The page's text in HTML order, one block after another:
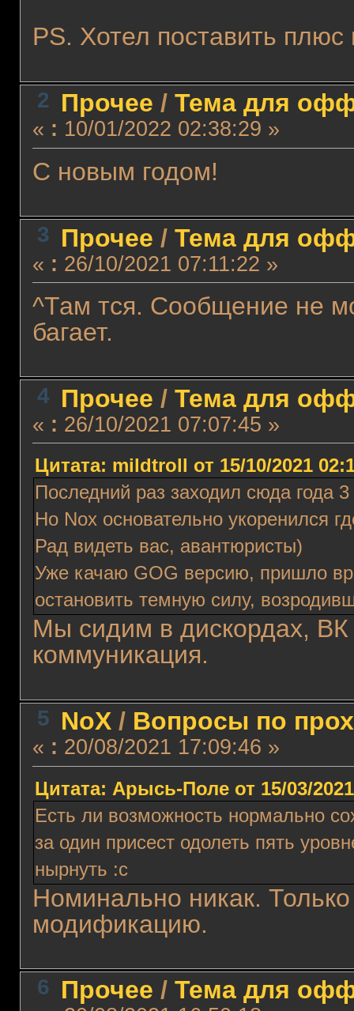
PS. Хотел поставить
2 Прочее / Тема для
« : 10/01/2022 02:38:29 »
С новым годом!
3 Прочее / Тема для
« : 26/10/2021 07:11:22 »
^Там тся. Сообщение не
багает.
4 Прочее / Тема для
« : 26/10/2021 07:07:45 »
Цитата: mildtroll от 15/10/2021
Последний раз заходил сюда года 3
Но Nox основательно укоренился
Рад видеть вас, авантюристы)
Уже качаю GOG версию, пришло
остановить темную силу,
Мы сидим в дискордах, ВК
коммуникация.
5 NoX/ Вопросы по
« : 20/08/2021 17:09:46 »
Цитата: Арысь-Поле от 15/03/
Есть ли возможность нормально
за один присест одолеть пять
нырнуть :с
Номинально никак.
модификацию.
6 Прочее / Тема для